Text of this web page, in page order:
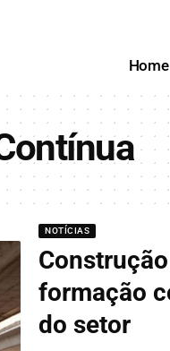
Home
NOTÍCIAS
formação
do setor